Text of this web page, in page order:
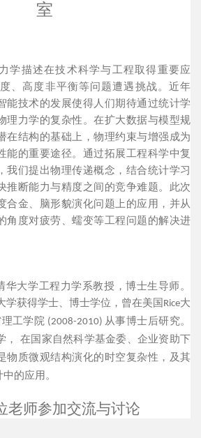
室
学描述在技术科学与工程取得重要应
、高度非平衡等问题遭遇挑战。近年
能技术的发展使得人们期待通过统计学
理力学的复杂性。在扩大数据与模型规
在结构的基础上，物理约束与增强成为
能的重要途径。通过拓展工程科学中复
我们提出物理传递概念，结合统计学习
推断能力与精度之间的竞争难题。此次
合金、脑形貌演化问题上的应用，并从
角度对疲劳、蠕变等工程问题的解决进
华大学工程力学系教授，博士生导师。
学获得学士、博士学位，曾在美国 Rice大
工学院 (2008-2010)从事博士后研究。
， 在国家自然科学基金委、企业资助下
物质微观结构演化的时空复杂性，及其
的应用。
老师参加交流与讨论